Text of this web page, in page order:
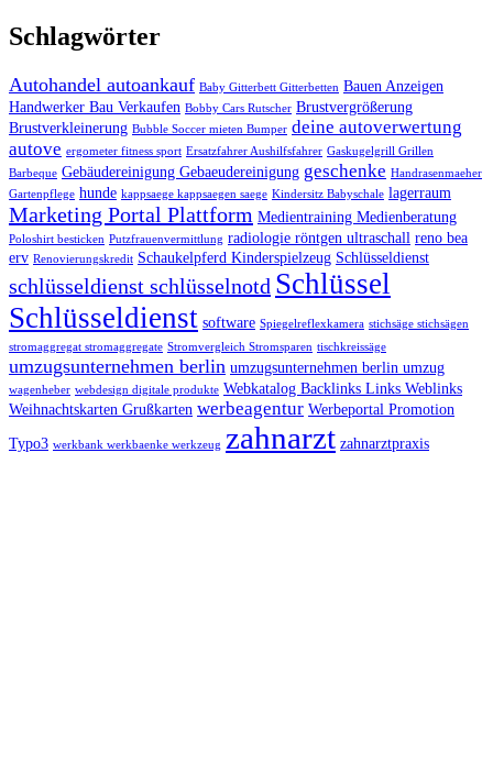
Schlagwörter
Autohandel autoankauf Baby Gitterbett Gitterbetten Bauen Anzeigen
Handwerker Bau Verkaufen Bobby Cars Rutscher Brustvergrößerung
Brustverkleinerung Bubble Soccer mieten Bumper deine autoverwertung
autove ergometer fitness sport Ersatzfahrer Aushilfsfahrer Gaskugelgrill Grillen
Barbeque Gebäudereinigung Gebaeudereinigung geschenke Handrasenmaeher
Gartenpflege hunde kappsaege kappsaegen saege Kindersitz Babyschale lagerraum
Marketing Portal Plattform Medientraining Medienberatung
Poloshirt besticken Putzfrauenvermittlung radiologie röntgen ultraschall reno bea
erv Renovierungskredit Schaukelpferd Kinderspielzeug Schlüsseldienst
schlüsseldienst schlüsselnotd Schlüssel
Schlüsseldienst software Spiegelreflexkamera stichsäge stichsägen
stromaggregat stromaggregate Stromvergleich Stromsparen tischkreissäge
umzugsunternehmen berlin umzugsunternehmen berlin umzug
wagenheber webdesign digitale produkte Webkatalog Backlinks Links Weblinks
Weihnachtskarten Grußkarten werbeagentur Werbeportal Promotion
Typo3 werkbank werkbaenke werkzeug zahnarzt zahnarztpraxis